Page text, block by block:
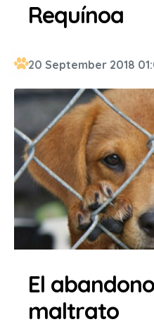
Requínoa
20 September 2018
El
maltrato